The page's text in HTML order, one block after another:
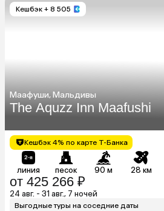
Кешбэк + 8 505
Маафуши, Мальдивы
The Aquzz Inn Maafushi
Кешбэк 4% по карте Т-Банка
линия песок 90 м 28 км
от 425 266 ₽
24 авг. - 31 авг., 7 ночей
Выгодные туры на соседние даты